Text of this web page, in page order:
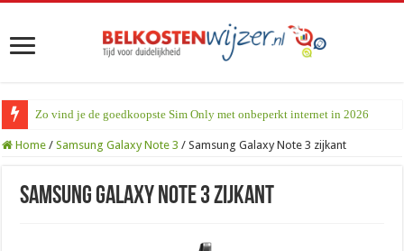
Zo vind je de goedkoopste Sim Only met onbeperkt internet in 2026
Home / Samsung Galaxy Note 3 / Samsung Galaxy Note 3 zijkant
Samsung Galaxy Note 3 zijkant